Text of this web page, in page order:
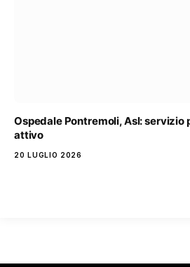
Ospedale Pontremoli, Asl: servizio
attivo
20 LUGLIO 2026